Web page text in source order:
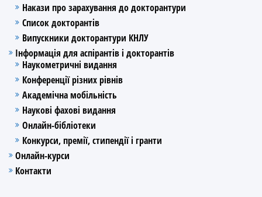
Накази про зарахування до докторантури
Список докторантів
Випускники докторантури КНЛУ
Інформація для аспірантів і докторантів
Наукометричні видання
Конференції різних рівнів
Академічна мобільність
Наукові фахові видання
Онлайн-бібліотеки
Конкурси, премії, стипендії і гранти
Онлайн-курси
Контакти